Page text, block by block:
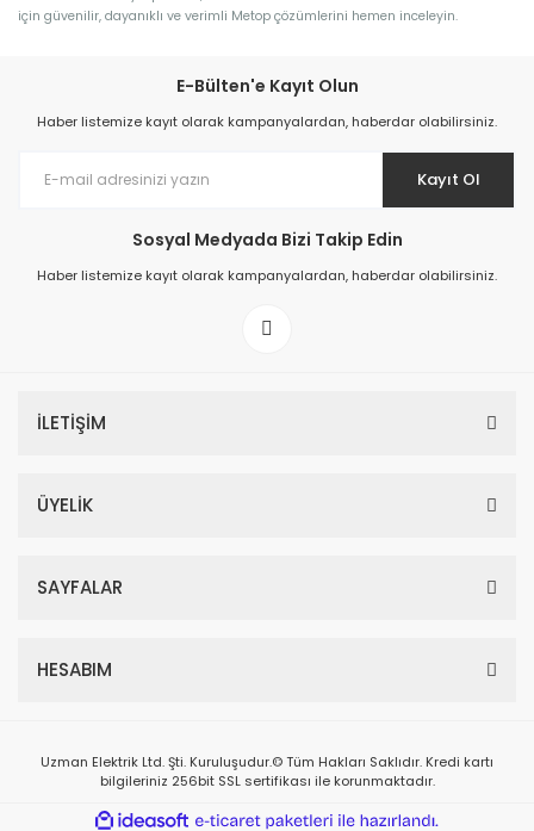
için güvenilir, dayanıklı ve verimli Metop çözümlerini hemen inceleyin.
E-Bülten'e Kayıt Olun
Haber listemize kayıt olarak kampanyalardan, haberdar olabilirsiniz.
Kayıt Ol
Sosyal Medyada Bizi Takip Edin
Haber listemize kayıt olarak kampanyalardan, haberdar olabilirsiniz.
İLETİŞİM
ÜYELİK
SAYFALAR
HESABIM
Uzman Elektrik Ltd. Şti. Kuruluşudur.© Tüm Hakları Saklıdır. Kredi kartı
bilgileriniz 256bit SSL sertifikası ile korunmaktadır.
ideasoft e-